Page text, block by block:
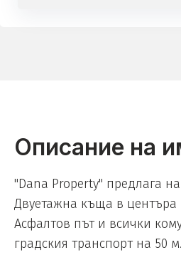
Описание на
"Dana Property" предлага
Двуетажна къща в центъра
Асфалтов път и всички
градския транспорт на 50